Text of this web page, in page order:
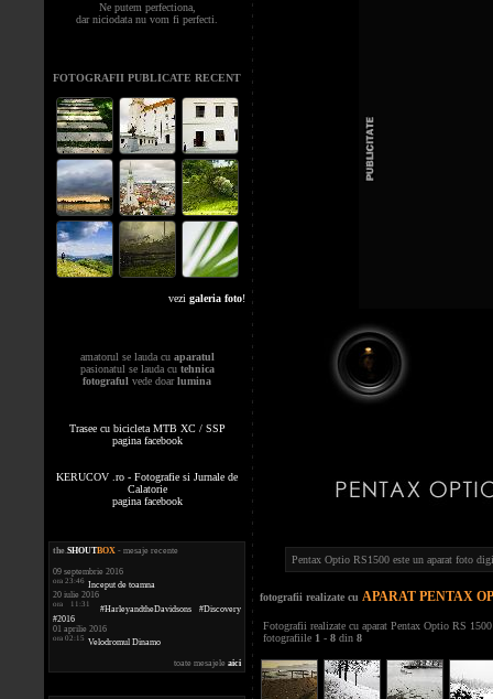
Ne putem perfectiona,
dar niciodata nu vom fi perfecti.
FOTOGRAFII PUBLICATE RECENT
vezi galeria foto!
amatorul se lauda cu aparatul
pasionatul se lauda cu tehnica
fotograful vede doarlumina
Trasee cu bicicleta MTB XC / SSP
pagina facebook
KERUCOV .ro - Fotografie si Jurnale de
Calatorie
pagina facebook
the.SHOUTBOX - mesaje recente
09 septembrie 2016
ora 23:46 Inceput de toamna
20 iulie 2016
ora 11:31
#HarleyandtheDavidsons #Discovery
#2016
01 aprilie 2016
ora 02:15 Velodromul Dinamo
toate mesajele aici
Pentax Optio RS1500 este un aparat foto
fotografii realizate cu APARAT PENTAX
Fotografii realizate cu aparat Pentax Optio RS 1500
fotografiile 1 - 8 din 8